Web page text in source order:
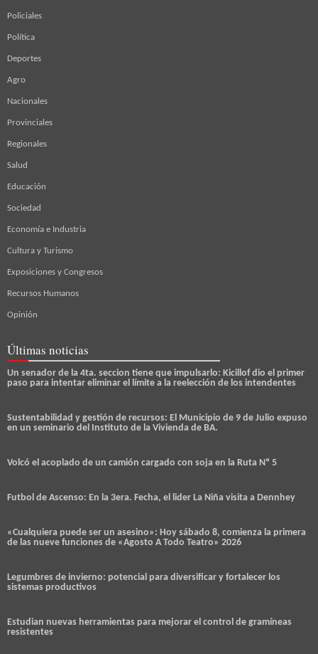
Policiales
Política
Deportes
Agro
Nacionales
Provinciales
Regionales
Salud
Educación
Sociedad
Economía e Industria
Cultura y Turismo
Exposiciones y Congresos
Recursos Humanos
Opinión
Últimas noticias
Un senador de la 4ta. seccion tiene que impulsarlo: Kicillof dio el primer
paso para intentar eliminar el límite a la reelección de los intendentes
Sustentabilidad y gestión de recursos: El Municipio de 9 de Julio expuso
en un seminario del Instituto de la Vivienda de BA.
Volcó el acoplado de un camión cargado con soja en la Ruta Nº 5
Futbol de Ascenso: En la 3era. Fecha, el lider La Niña visita a Dennhey
«Cualquiera puede ser un asesino»: Hoy sábado 8, comienza la primera
de las nueve funciones de «Agosto A Todo Teatro» 2026
Legumbres de invierno: potencial para diversificar y fortalecer los
sistemas productivos
Estudian nuevas herramientas para mejorar el control de gramíneas
resistentes